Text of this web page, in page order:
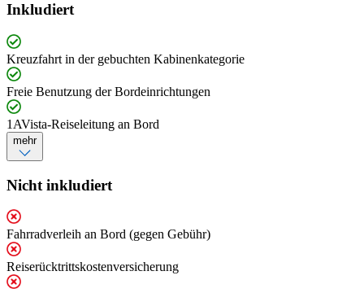
Inkludiert
Kreuzfahrt in der gebuchten Kabinenkategorie
Freie Benutzung der Bordeinrichtungen
1AVista-Reiseleitung an Bord
mehr
Nicht inkludiert
Fahrradverleih an Bord (gegen Gebühr)
Reiserücktrittskostenversicherung